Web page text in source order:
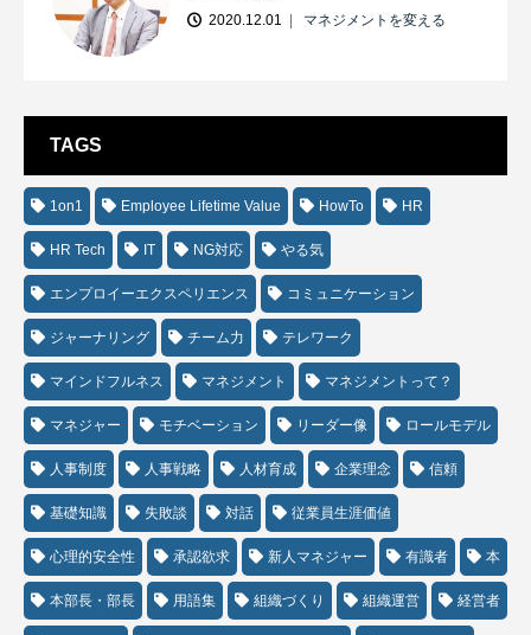
2020.12.01 マネジメントを変える
TAGS
1on1 Employee Lifetime Value HowTo HR
HR Tech IT NG対応 やる気
エンプロイーエクスペリエンス コミュニケーション
ジャーナリング チーム力 テレワーク
マインドフルネス マネジメント マネジメントって？
マネジャー モチベーション リーダー像 ロールモデル
人事制度 人事戦略 人材育成 企業理念 信頼
基礎知識 失敗談 対話 従業員生涯価値
心理的安全性 承認欲求 新人マネジャー 有識者 本
本部長・部長 用語集 組織づくり 組織運営 経営者